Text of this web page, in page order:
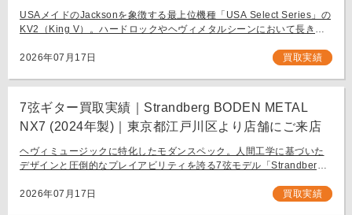
USAメイドのJacksonを象徴する最上位機種「USA Select Series」の
KV2（King V）。ハードロックやヘヴィメタルシーンにおいて長きに
[…]
2026年07月17日 買取実績
7弦ギター買取実績｜Strandberg BODEN METAL
NX7 (2024年製)｜東京都江戸川区より店舗にご来店
ヘヴィミュージックに特化したモダンスペック。人間工学に基づいた
デザインと圧倒的なプレイアビリティを誇る7弦モデル「Strandberg
タリスト […]
2026年07月17日 買取実績